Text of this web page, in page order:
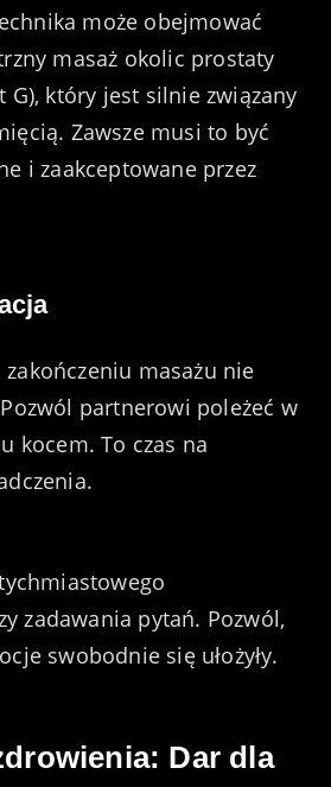
może obejmować
masaż okolic prostaty
G), który jest silnie związany
Zawsze musi to być
i zaakceptowane przez
zakończeniu masażu nie
partnerowi poleżeć w
kocem. To czas na
zadawania pytań. Pozwól,
swobodnie się ułożyły.
Dar dla